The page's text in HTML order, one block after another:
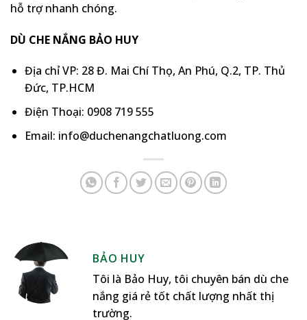
hỗ trợ nhanh chóng.
DÙ CHE NẮNG BẢO HUY
Địa chỉ VP: 28 Đ. Mai Chí Thọ, An Phú, Q.2, TP. Thủ
Đức, TP.HCM
Điện Thoại: 0908 719 555
Email: info@duchenangchatluong.com
BẢO HUY
Tôi là Bảo Huy, tôi chuyên bán dù che
nắng giá rẻ tốt chất lượng nhất thị
trường.